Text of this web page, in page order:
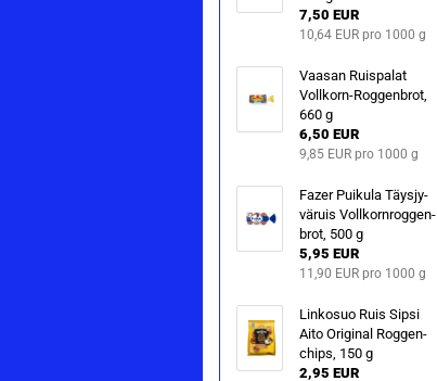
7,50 EUR
10,64 EUR pro 1000 g
Vaa­san Ru­is­pa­lat
Vollkorn-​Roggenbrot,
660 g
6,50 EUR
9,85 EUR pro 1000 g
Fazer Pui­ku­la Täys­jy­
vä­ru­is Voll­korn­rog­gen­
brot, 500 g
5,95 EUR
11,90 EUR pro 1000 g
Lin­ko­suo Ruis Sipsi
Aito Ori­gi­nal Rog­gen­
chips, 150 g
2,95 EUR